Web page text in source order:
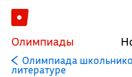
Олимпиады
Олимпиада
литературе